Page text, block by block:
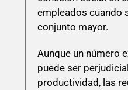
empleados cuando
conjunto mayor.
Aunque un número
puede ser
productividad, las